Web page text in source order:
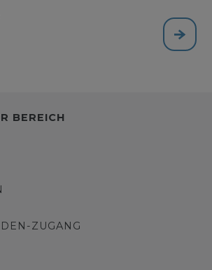
BEREICH
ZUGANG